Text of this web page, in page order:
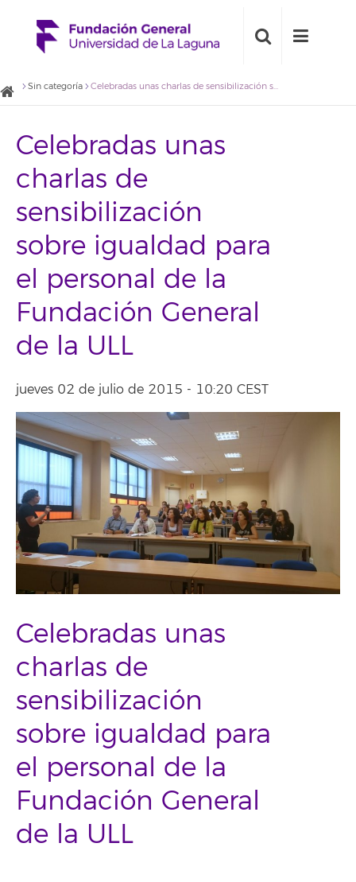
Sin categoría Celebradas unas charlas de sensibilización sobre igualdad para el personal de la Fundación General de la ULL
Celebradas unas
charlas de
sensibilización
sobre igualdad para
el personal de la
Fundación General
de la ULL
jueves 02 de julio de 2015 - 10:20 CEST
Celebradas unas
charlas de
sensibilización
sobre igualdad para
el personal de la
Fundación General
de la ULL